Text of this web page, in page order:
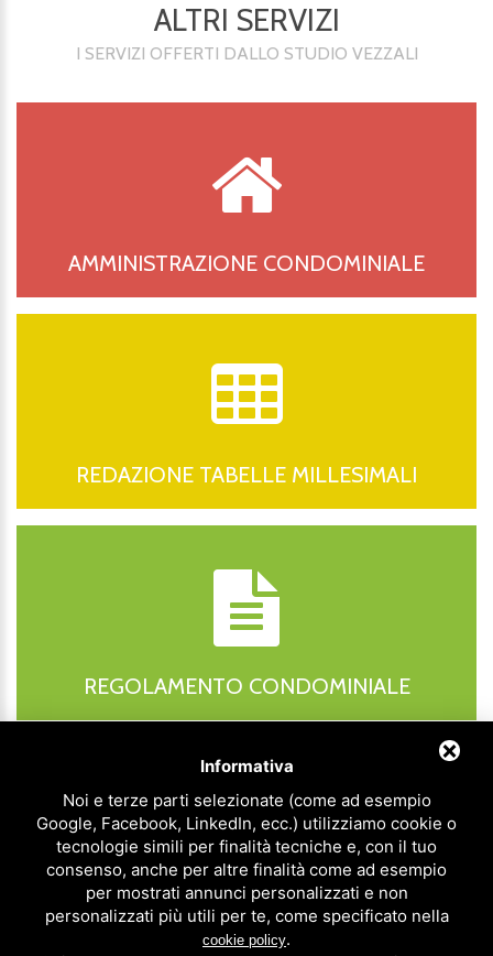
ALTRI SERVIZI
I SERVIZI OFFERTI DALLO STUDIO VEZZALI
AMMINISTRAZIONE CONDOMINIALE
REDAZIONE TABELLE MILLESIMALI
REGOLAMENTO CONDOMINIALE
CONSULENZE
Informativa
Noi e terze parti selezionate (come ad esempio
Google, Facebook, LinkedIn, ecc.) utilizziamo cookie o
tecnologie simili per finalità tecniche e, con il tuo
consenso, anche per altre finalità come ad esempio
per mostrati annunci personalizzati e non
personalizzati più utili per te, come specificato nella
cookie policy.